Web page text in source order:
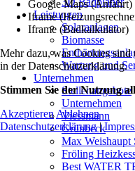
Leistungen
Solaranlagen
Biomasse
Wartung und
Unternehmen
Stellenangebote
Unternehmen
Viessmann
Grünbeck
Max Weishaupt
Fröling
Best WATER
Google Maps (Anfahrt)
Iframe
Iframe (Badkalkulator)
Mehr dazu, was Cookies
in der Datenschutzerklärung.
Stimmen Sie der Nutzung
Akzeptieren Ablehnen
Datenschutzerklärung|